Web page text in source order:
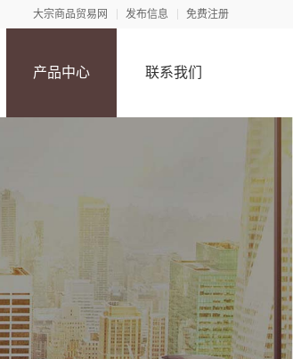
大宗商品贸易网 发布信息 免费注册
产品中心 联系我们